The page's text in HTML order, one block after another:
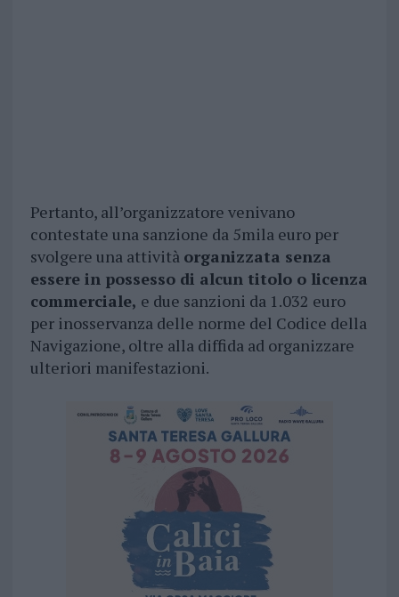
Pertanto, all’organizzatore venivano
contestate una sanzione da 5mila euro per
svolgere una attività organizzata senza
essere in possesso di alcun titolo o licenza
commerciale, e due sanzioni da 1.032 euro
per inosservanza delle norme del Codice della
Navigazione, oltre alla diffida ad organizzare
ulteriori manifestazioni.